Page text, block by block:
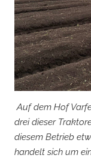
Auf dem Hof
drei dieser
diesem Betrieb
handelt sich um